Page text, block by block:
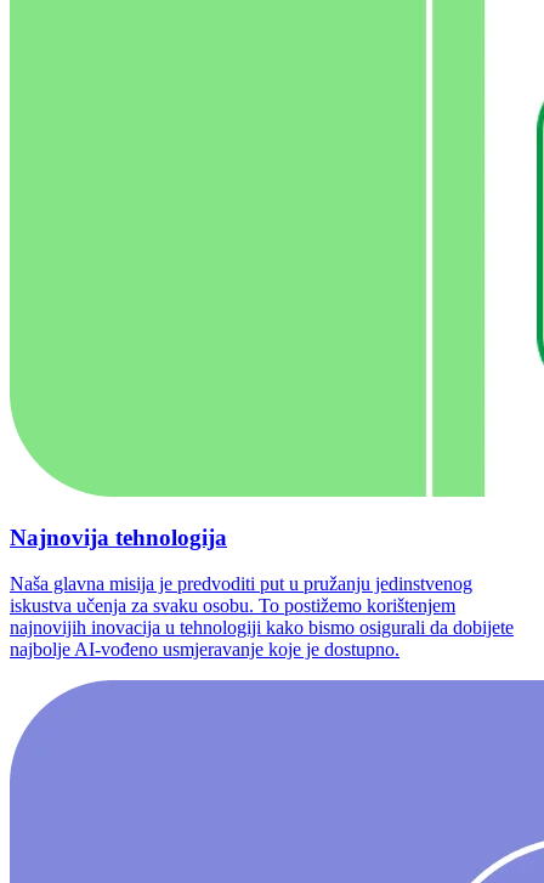
Najnovija tehnologija
Naša glavna misija je predvoditi put u pružanju jedinstvenog
iskustva učenja za svaku osobu. To postižemo korištenjem
najnovijih inovacija u tehnologiji kako bismo osigurali da dobijete
najbolje AI-vođeno usmjeravanje koje je dostupno.